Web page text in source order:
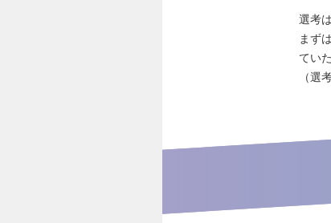
選考
まず
てい
（選